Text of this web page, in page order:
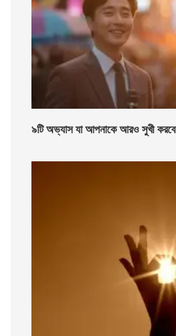
৯টি অভ্যাস যা আপনাকে আরও সুখী করবে